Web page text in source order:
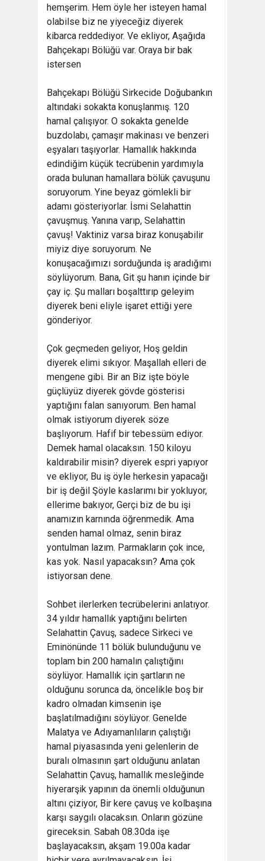
hemşerim. Hem öyle her isteyen hamal
olabilse biz ne yiyeceğiz diyerek
kibarca reddediyor. Ve ekliyor, Aşağıda
Bahçekapı Bölüğü var. Oraya bir bak
istersen
Bahçekapı Bölüğü Sirkecide Doğubankın
altındaki sokakta konuşlanmış. 120
hamal çalışıyor. O sokakta genelde
buzdolabı, çamaşır makinası ve benzeri
eşyaları taşıyorlar. Hamallık hakkında
edindiğim küçük tecrübenin yardımıyla
orada bulunan hamallara bölük çavuşunu
soruyorum. Yine beyaz gömlekli bir
adamı gösteriyorlar. İsmi Selahattin
çavuşmuş. Yanına varıp, Selahattin
çavuş! Vaktiniz varsa biraz konuşabilir
miyiz diye soruyorum. Ne
konuşacağımızı sorduğunda iş aradığımı
söylüyorum. Bana, Git şu hanın içinde bir
çay iç. Şu malları boşalttırıp geleyim
diyerek beni eliyle işaret ettiği yere
gönderiyor.
Çok geçmeden geliyor, Hoş geldin
diyerek elimi sıkıyor. Maşallah elleri de
mengene gibi. Bir an Biz işte böyle
güçlüyüz diyerek gövde gösterisi
yaptığını falan sanıyorum. Ben hamal
olmak istiyorum diyerek söze
başlıyorum. Hafif bir tebessüm ediyor.
Demek hamal olacaksın. 150 kiloyu
kaldırabilir misin? diyerek espri yapıyor
ve ekliyor, Bu iş öyle herkesin yapacağı
bir iş değil Şöyle kaslarımı bir yokluyor,
ellerime bakıyor, Gerçi biz de bu işi
anamızın karnında öğrenmedik. Ama
senden hamal olmaz, senin biraz
yontulman lazım. Parmakların çok ince,
kas yok. Nasıl yapacaksın? Ama çok
istiyorsan dene.
Sohbet ilerlerken tecrübelerini anlatıyor.
34 yıldır hamallık yaptığını belirten
Selahattin Çavuş, sadece Sirkeci ve
Eminönünde 11 bölük bulunduğunu ve
toplam bin 200 hamalın çalıştığını
söylüyor. Hamallık için şartların ne
olduğunu sorunca da, öncelikle boş bir
kadro olmadan kimsenin işe
başlatılmadığını söylüyor. Genelde
Malatya ve Adıyamanlıların çalıştığı
hamal piyasasında yeni gelenlerin de
buralı olmasının şart olduğunu anlatan
Selahattin Çavuş, hamallık mesleğinde
hiyerarşik yapının da önemli olduğunun
altını çiziyor, Bir kere çavuş ve kolbaşına
karşı saygılı olacaksın. Onların gözüne
gireceksin. Sabah 08.30da işe
başlayacaksın, akşam 19.00a kadar